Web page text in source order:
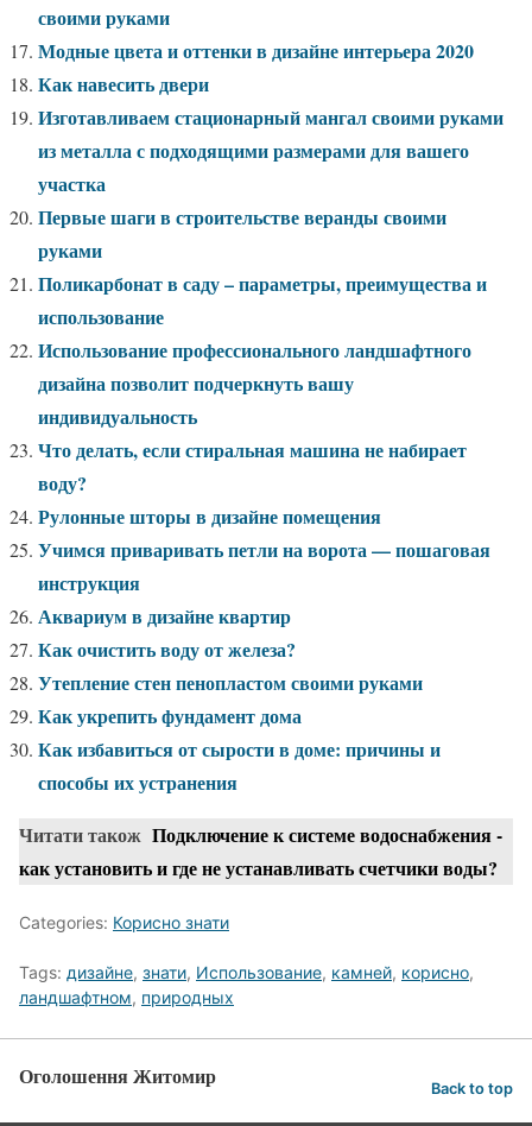
своими руками
Модные цвета и оттенки в дизайне интерьера 2020
Как навесить двери
Изготавливаем стационарный мангал своими руками
из металла с подходящими размерами для вашего
участка
Первые шаги в строительстве веранды своими
руками
Поликарбонат в саду – параметры, преимущества и
использование
Использование профессионального ландшафтного
дизайна позволит подчеркнуть вашу
индивидуальность
Что делать, если стиральная машина не набирает
воду?
Рулонные шторы в дизайне помещения
Учимся приваривать петли на ворота — пошаговая
инструкция
Аквариум в дизайне квартир
Как очистить воду от железа?
Утепление стен пенопластом своими руками
Как укрепить фундамент дома
Как избавиться от сырости в доме: причины и
способы их устранения
Читати також Подключение к системе водоснабжения -
как установить и где не устанавливать счетчики воды?
Categories: Корисно знати
Tags: дизайне, знати, Использование, камней, корисно,
ландшафтном, природных
Оголошення Житомир Back to top